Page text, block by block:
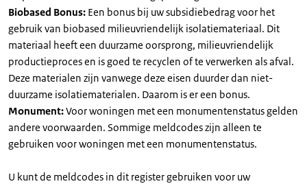
Biobased Bonus: Een bonus bij uw subsidiebedrag voor het
gebruik van biobased milieuvriendelijk isolatiemateriaal. Dit
materiaal heeft een duurzame oorsprong, milieuvriendelijk
productieproces en is goed te recyclen of te verwerken als afval.
Deze materialen zijn vanwege deze eisen duurder dan niet-
duurzame isolatiematerialen. Daarom is er een bonus.
Monument:Voor woningen met een monumentenstatus gelden
andere voorwaarden. Sommige meldcodes zijn alleen te
gebruiken voor woningen met een monumentenstatus.
U kunt de meldcodes in dit register gebruiken voor uw